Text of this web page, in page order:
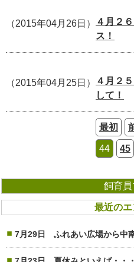
（2015年04月26日）
４月２
ス！
（2015年04月25日）
４月２
して！
最初
44 45
飼育
最近の
7月29日 ふれあい広場から中